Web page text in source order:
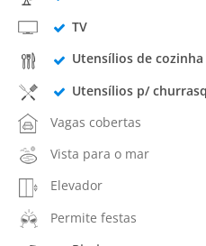
TV
Utensílios de cozinha
Utensílios p/
Vagas cobertas
Vista para o mar
Elevador
Permite festas